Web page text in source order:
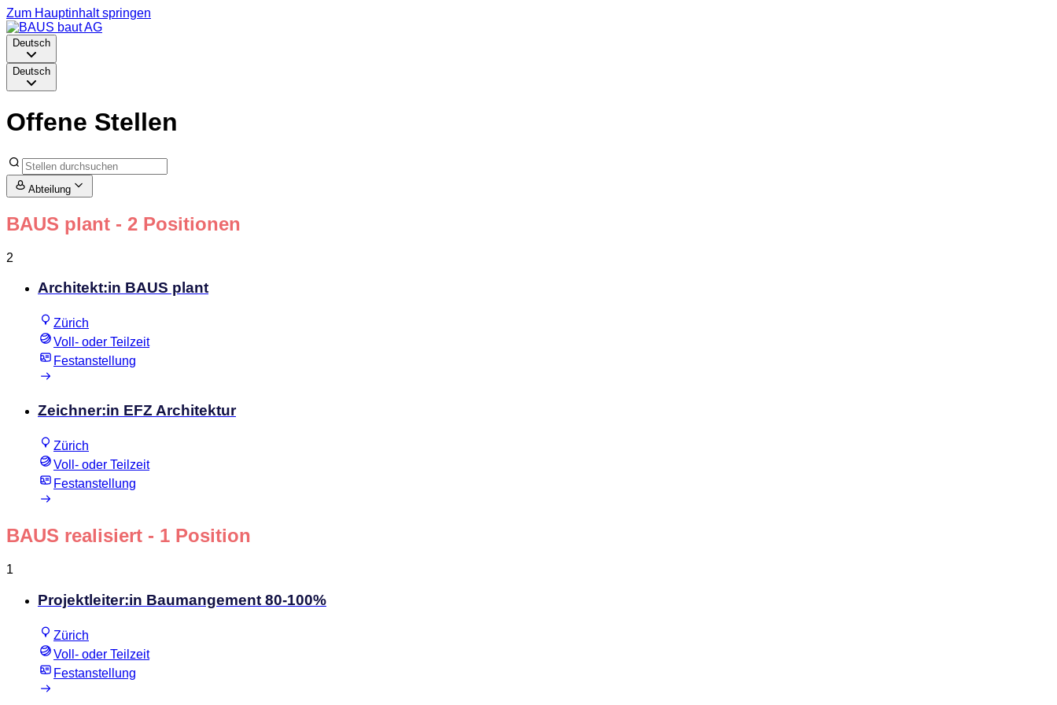
Zum Hauptinhalt springen
Deutsch
Deutsch
Offene Stellen
Abteilung
BAUS plant - 2 Positionen
2
Architekt:in BAUS plant
Zürich
Voll- oder Teilzeit
Festanstellung
Zeichner:in EFZ Architektur
Zürich
Voll- oder Teilzeit
Festanstellung
BAUS realisiert - 1 Position
1
Projektleiter:in Baumangement 80-100%
Zürich
Voll- oder Teilzeit
Festanstellung